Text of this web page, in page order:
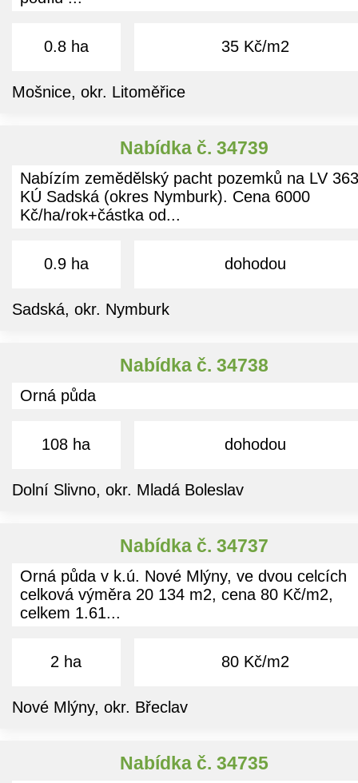
0.8 ha 35 Kč/m2
Mošnice, okr. Litoměřice
Nabídka č. 34739
Nabízím zemědělský pacht pozemků na LV
KÚ Sadská (okres Nymburk). Cena 6000
Kč/ha/rok+částka od...
0.9 ha dohodou
Sadská, okr. Nymburk
Nabídka č. 34738
Orná půda
108 ha dohodou
Dolní Slivno, okr. Mladá Boleslav
Nabídka č. 34737
Orná půda v k.ú. Nové Mlýny, ve dvou celcích
celková výměra 20 134 m2, cena 80 Kč/m2,
celkem 1.61...
2 ha 80 Kč/m2
Nové Mlýny, okr. Břeclav
Nabídka č. 34735